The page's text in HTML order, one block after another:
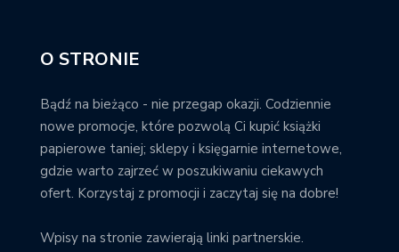
O STRONIE
Bądź na bieżąco - nie przegap okazji. Codziennie
nowe promocje, które pozwolą Ci kupić książki
papierowe taniej; sklepy i księgarnie internetowe,
gdzie warto zajrzeć w poszukiwaniu ciekawych
ofert. Korzystaj z promocji i zaczytaj się na dobre!
Wpisy na stronie zawierają linki partnerskie.